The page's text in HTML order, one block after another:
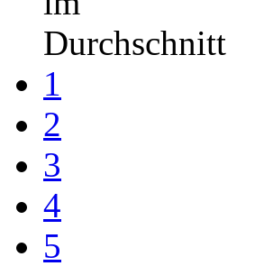
Durchschnitt
1
2
3
4
5